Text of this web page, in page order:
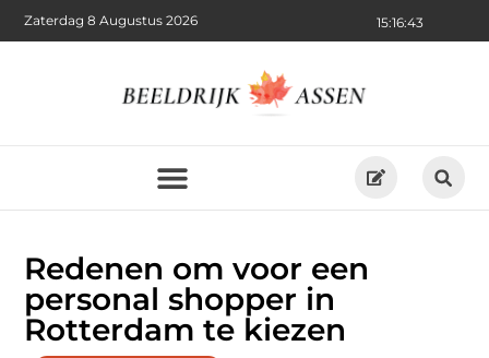
15:16:43
Zaterdag 8 Augustus 2026
Redenen om voor een
personal shopper in
Rotterdam te kiezen